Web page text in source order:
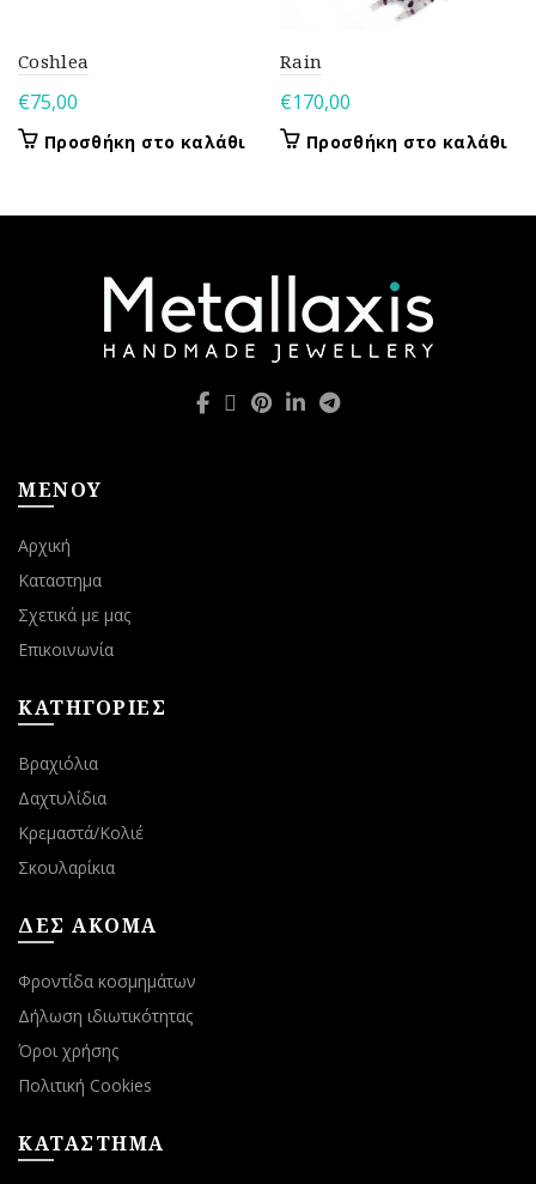
Coshlea
€75,00
Προσθήκη στο καλάθι
Rain
€170,00
Προσθήκη στο καλάθι
ΜΕΝΟΥ
Αρχική
Καταστημα
Σχετικά με μας
Επικοινωνία
ΚΑΤΗΓΟΡΙΕΣ
Βραχιόλια
Δαχτυλίδια
Κρεμαστά/Κολιέ
Σκουλαρίκια
ΔΕΣ ΑΚΟΜΑ
Φροντίδα κοσμημάτων
Δήλωση ιδιωτικότητας
Όροι χρήσης
Πολιτική Cookies
ΚΑΤΑΣΤΗΜΑ